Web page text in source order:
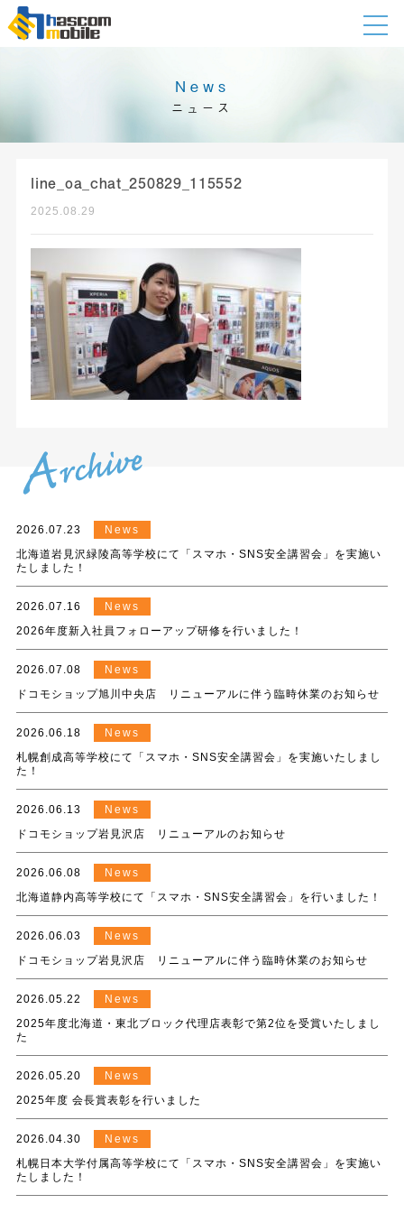
News
ニュース
line_oa_chat_250829_115552
2025.08.29
2026.07.23
News
北海道岩見沢緑陵高等学校にて「スマホ・SNS安全講習会」を実施い
たしました！
2026.07.16
News
2026年度新入社員フォローアップ研修を行いました！
2026.07.08
News
ドコモショップ旭川中央店 リニューアルに伴う臨時休業のお知らせ
2026.06.18
News
札幌創成高等学校にて「スマホ・SNS安全講習会」を実施いたしまし
た！
2026.06.13
News
ドコモショップ岩見沢店 リニューアルのお知らせ
2026.06.08
News
北海道静内高等学校にて「スマホ・SNS安全講習会」を行いました！
2026.06.03
News
ドコモショップ岩見沢店 リニューアルに伴う臨時休業のお知らせ
2026.05.22
News
2025年度北海道・東北ブロック代理店表彰で第2位を受賞いたしまし
た
2026.05.20
News
2025年度 会長賞表彰を行いました
2026.04.30
News
札幌日本大学付属高等学校にて「スマホ・SNS安全講習会」を実施い
たしました！